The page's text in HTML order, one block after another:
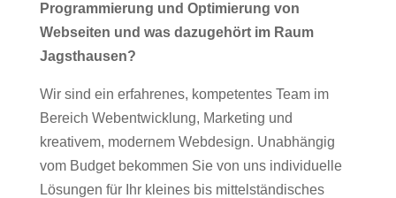
Programmierung und Optimierung von
Webseiten und was dazugehört im Raum
Jagsthausen?
Wir sind ein erfahrenes, kompetentes Team im
Bereich Webentwicklung, Marketing und
kreativem, modernem Webdesign. Unabhängig
vom Budget bekommen Sie von uns individuelle
Lösungen für Ihr kleines bis mittelständisches